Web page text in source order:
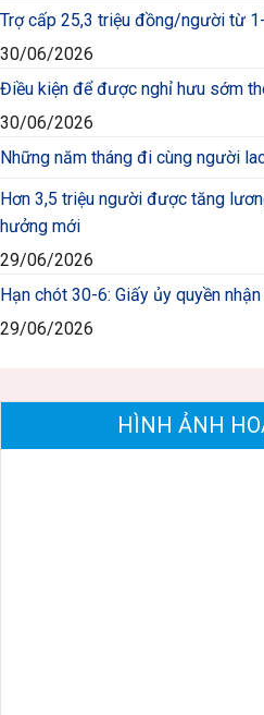
Trợ cấp 25,3 triệu đồng/người từ
30/06/2026
Điều kiện để được nghỉ hưu sớm
30/06/2026
Những năm tháng đi cùng người
Hơn 3,5 triệu người được tăng
hưởng mới
29/06/2026
Hạn chót 30-6: Giấy ủy quyền
29/06/2026
HÌNH ẢNH